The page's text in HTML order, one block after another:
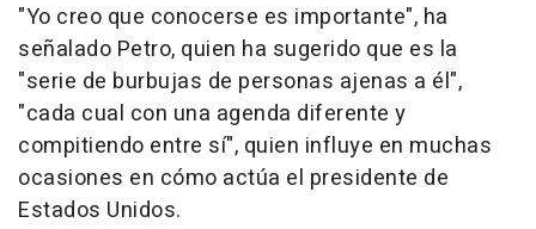
"Yo creo que conocerse es importante", ha
señalado Petro, quien ha sugerido que es la
"serie de burbujas de personas ajenas a él",
"cada cual con una agenda diferente y
compitiendo entre sí", quien influye en muchas
ocasiones en cómo actúa el presidente de
Estados Unidos.